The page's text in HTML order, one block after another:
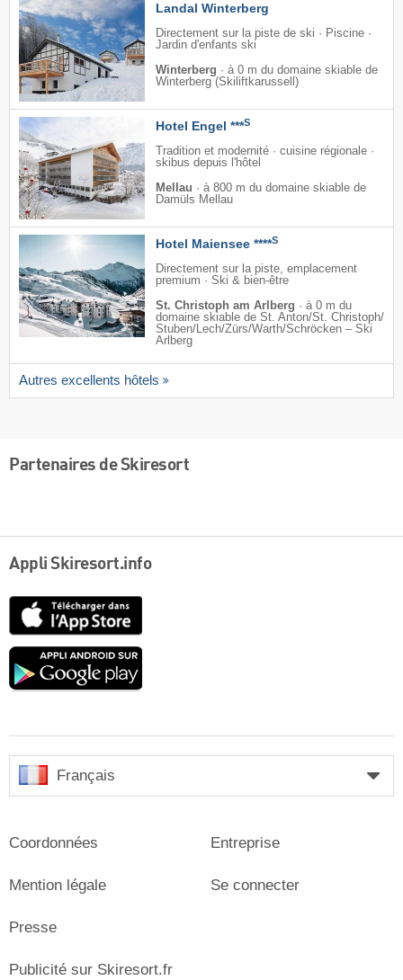
Landal Winterberg
Directement sur la piste de ski · Piscine ·
Jardin d'enfants ski
Winterberg · à 0 m du domaine skiable de
Winterberg (Skiliftkarussell)
Hotel Engel ***S
Tradition et modernité · cuisine régionale ·
skibus depuis l'hôtel
Mellau · à 800 m du domaine skiable de
Damüls Mellau
Hotel Maiensee ****S
Directement sur la piste, emplacement
premium · Ski & bien-être
St. Christoph am Arlberg · à 0 m du
domaine skiable de St. Anton/​St. Christoph/​
Stuben/​Lech/​Zürs/​Warth/​Schröcken – Ski
Arlberg
Autres excellents hôtels
Partenaires de Skiresort
Appli Skiresort.info
Google
Français
Coordonnées
Mention légale
Presse
Entreprise
Se connecter
Publicité sur Skiresort.fr